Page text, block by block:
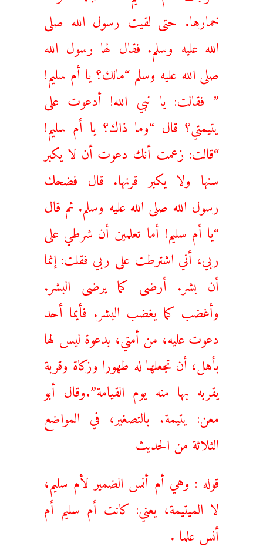
خمارها. حتى لقيت رسول الله صلى
الله عليه وسلم. فقال لها رسول الله
صلى الله عليه وسلم “مالك؟ يا أم سليم!
” فقالت: يا نبي الله! أدعوت على
يتيمتي؟ قال “وما ذاك؟ يا أم سليم!
“قالت: زعمت أنك دعوت أن لا يكبر
سنها ولا يكبر قرنها. قال فضحك
رسول الله صلى الله عليه وسلم. ثم قال
“يا أم سليم! أما تعلمين أن شرطي على
ربي، أني اشترطت على ربي فقلت: إنما
أن بشر. أرضى كما يرضى البشر.
وأغضب كما يغضب البشر. فأيما أحد
دعوت عليه، من أمتي، بدعوة ليس لها
بأهل، أن تجعلها له طهورا وزكاة وقربة
يقربه بها منه يوم القيامة”.وقال أبو
معن: يتيمة. بالتصغير، في المواضع
الثلاثة من الحديث
قوله : وهي أم أنس الضمير لأم سليم،
لا الميتيمة، يعني: كانت أم سليم أم
أنس علما .